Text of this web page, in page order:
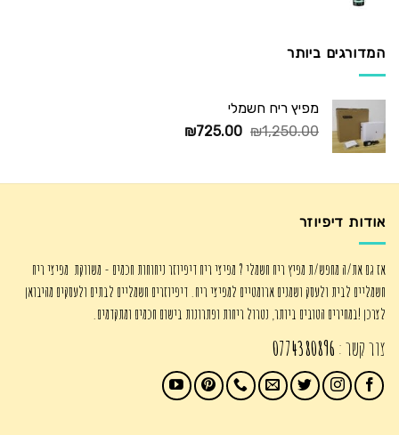
המדורגים ביותר
מפיץ ריח חשמלי
₪1,250.00
המחיר
₪1,250.00.
₪725.00
המחיר
₪725.00.
אודות דיפיוזר
אז גם את/ה מחפש/ת מפיץ ריח חשמלי ? מפיצי ריח דיפיוזר ניחוחות חכמים - משווקת מפיצי ריח
חשמליים לבית ולעסק ושמנים ארומטיים למפיצי ריח. דיפיוזרים חשמליים לבתים ולעסקים מהיבואן
לצרכן !במחירים הטובים ביותר, נטרול ריחות ופתרונות בישום חכמים ומתקדמים.
צור קשר : 0774380896